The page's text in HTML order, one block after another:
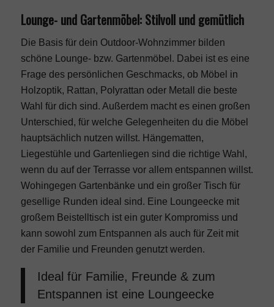
Lounge- und Gartenmöbel: Stilvoll und gemütlich
Die Basis für dein Outdoor-Wohnzimmer bilden
schöne Lounge- bzw. Gartenmöbel. Dabei ist es eine
Frage des persönlichen Geschmacks, ob Möbel in
Holzoptik, Rattan, Polyrattan oder Metall die beste
Wahl für dich sind. Außerdem macht es einen großen
Unterschied, für welche Gelegenheiten du die Möbel
hauptsächlich nutzen willst. Hängematten,
Liegestühle und Gartenliegen sind die richtige Wahl,
wenn du auf der Terrasse vor allem entspannen willst.
Wohingegen Gartenbänke und ein großer Tisch für
gesellige Runden ideal sind. Eine Loungeecke mit
großem Beistelltisch ist ein guter Kompromiss und
kann sowohl zum Entspannen als auch für Zeit mit
der Familie und Freunden genutzt werden.
Ideal für Familie, Freunde & zum
Entspannen ist eine Loungeecke